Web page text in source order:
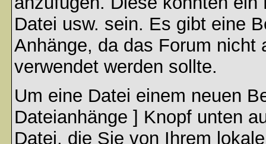
Datei usw. sein. Es gibt eine
Anhänge, da das Forum nicht
verwendet werden sollte.
Um eine Datei einem neuen
Dateianhänge ] Knopf unten
Datei, die Sie von Ihrem